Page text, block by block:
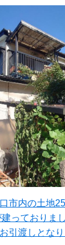
市内の土地
っておりま
引渡しとなり